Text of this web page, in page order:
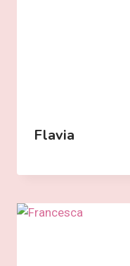
Flavia